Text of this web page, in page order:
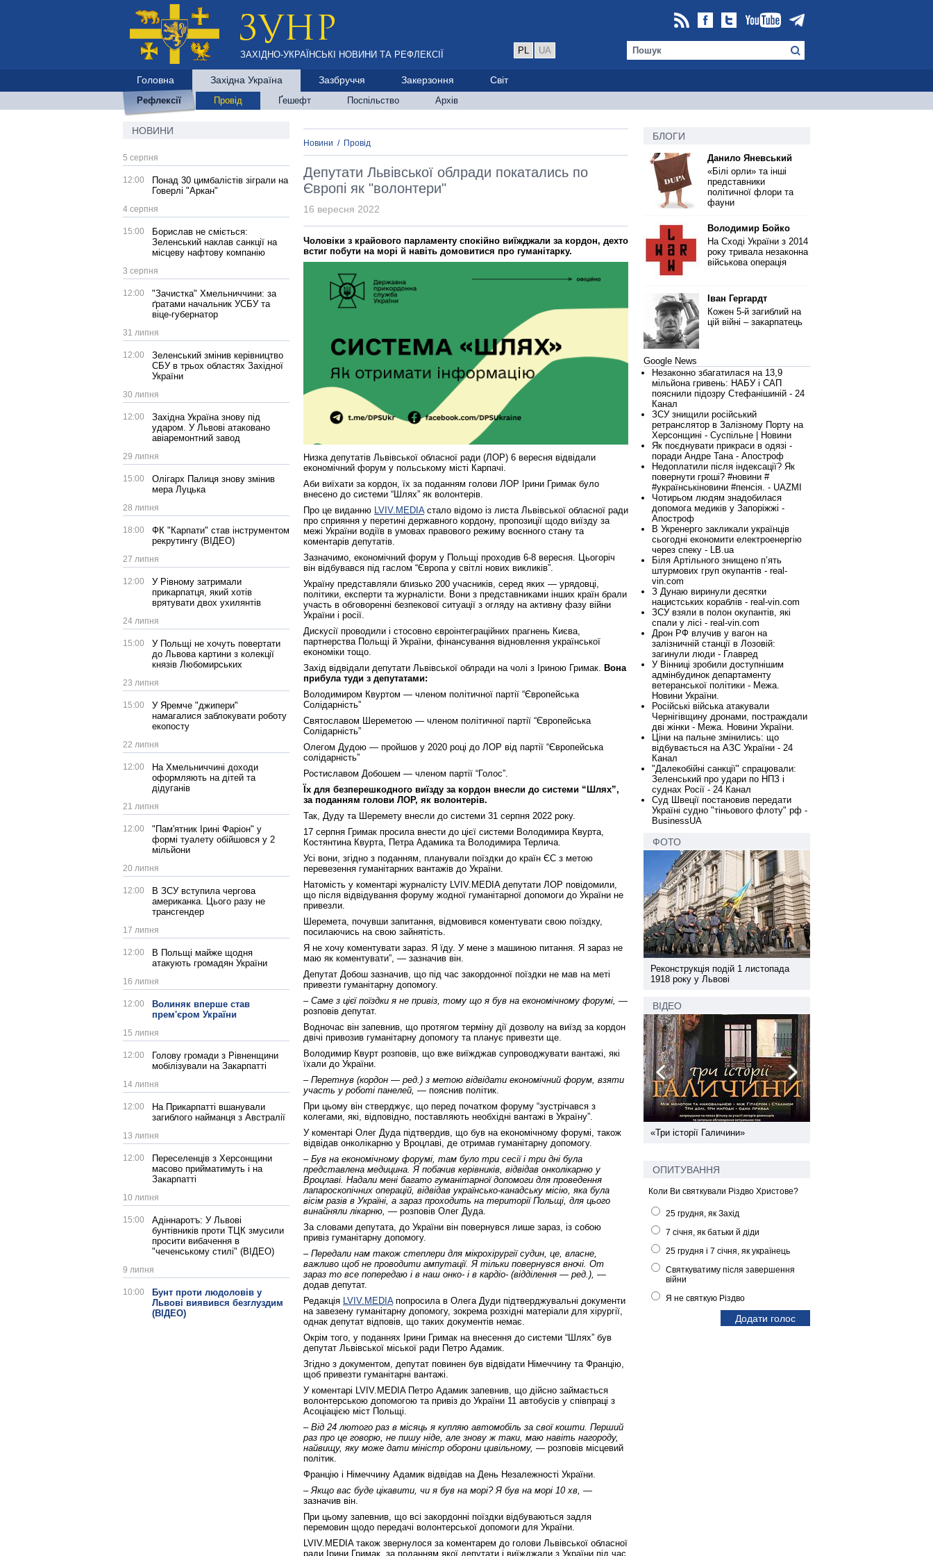
ЗАХІДНО-УКРАЇНСЬКІ НОВИНИ ТА РЕФЛЕКСІЇ PL UA
Головна Західна Україна Зазбруччя Закерзоння Світ
Рефлексії Провід Ґешефт Поспільство Архів
НОВИНИ
5 серпня
12:00
Понад 30 цимбалістів зіграли на
Говерлі "Аркан"
4 серпня
15:00
Борислав не сміється:
Зеленський наклав санкції на
місцеву нафтову компанію
3 серпня
12:00
"Зачистка" Хмельниччини: за
ґратами начальник УСБУ та
віце-губернатор
31 липня
12:00
Зеленський змінив керівництво
СБУ в трьох областях Західної
України
30 липня
12:00
Західна Україна знову під
ударом. У Львові атаковано
авіаремонтний завод
29 липня
15:00
Олігарх Палиця знову змінив
мера Луцька
28 липня
18:00
ФК "Карпати" став інструментом
рекрутингу (ВІДЕО)
27 липня
12:00
У Рівному затримали
прикарпатця, який хотів
врятувати двох ухилянтів
24 липня
15:00
У Польщі не хочуть повертати
до Львова картини з колекції
князів Любомирських
23 липня
15:00
У Яремче "джипери"
намагалися заблокувати роботу
екопосту
22 липня
12:00
На Хмельниччині доходи
оформляють на дітей та
дідуганів
21 липня
12:00
"Пам'ятник Ірині Фаріон" у
формі туалету обійшовся у 2
мільйони
20 липня
12:00
В ЗСУ вступила чергова
американка. Цього разу не
трансгендер
17 липня
12:00
В Польщі майже щодня
атакують громадян України
16 липня
12:00
Волиняк вперше став
прем'єром України
15 липня
12:00
Голову громади з Рівненщини
мобілізували на Закарпатті
14 липня
12:00
На Прикарпатті вшанували
загиблого найманця з Австралії
13 липня
12:00
Переселенців з Херсонщини
масово прийматимуть і на
Закарпатті
10 липня
15:00
Адіннаротъ: У Львові
бунтівників проти ТЦК змусили
просити вибачення в
"чеченському стилі" (ВІДЕО)
9 липня
10:00
Бунт проти людоловів у
Львові виявився безглуздим
(ВІДЕО)
Новини / Провід
Депутати Львівської облради покатались по
Європі як "волонтери"
16 вересня 2022
Чоловіки з крайового парламенту спокійно виїжджали за кордон, дехто
встиг побути на морі й навіть домовитися про гуманітарку.
Низка депутатів Львівської обласної ради (ЛОР) 6 вересня відвідали
економічний форум у польському місті Карпачі.
Аби виїхати за кордон, їх за поданням голови ЛОР Ірини Гримак було
внесено до системи “Шлях” як волонтерів.
Про це виданню LVIV.MEDIAстало відомо із листа Львівської обласної ради
про сприяння у перетині державного кордону, пропозиції щодо виїзду за
межі України водіїв в умовах правового режиму воєнного стану та
коментарів депутатів.
Зазначимо, економічний форум у Польщі проходив 6-8 вересня. Цьогоріч
він відбувався під гаслом “Європа у світлі нових викликів”.
Україну представляли близько 200 учасників, серед яких — урядовці,
політики, експерти та журналісти. Вони з представниками інших країн брали
участь в обговоренні безпекової ситуації з огляду на активну фазу війни
України і росії.
Дискусії проводили і стосовно євроінтеграційних прагнень Києва,
партнерства Польщі й України, фінансування відновлення української
економіки тощо.
Захід відвідали депутати Львівської облради на чолі з Іриною Гримак. Вона
прибула туди з депутатами:
Володимиром Квуртом — членом політичної партії “Європейська
Солідарність”
Святославом Шереметою — членом політичної партії “Європейська
Солідарність”
Олегом Дудою — пройшов у 2020 році до ЛОР від партії “Європейська
солідарність”
Ростиславом Добошем — членом партії “Голос”.
Їх для безперешкодного виїзду за кордон внесли до системи “Шлях”,
за поданням голови ЛОР, як волонтерів.
Так, Дуду та Шеремету внесли до системи 31 серпня 2022 року.
17 серпня Гримак просила внести до цієї системи Володимира Квурта,
Костянтина Квурта, Петра Адамика та Володимира Терлича.
Усі вони, згідно з поданням, планували поїздки до країн ЄС з метою
перевезення гуманітарних вантажів до України.
Натомість у коментарі журналісту LVIV.MEDIA депутати ЛОР повідомили,
що після відвідування форуму жодної гуманітарної допомоги до України не
привезли.
Шеремета, почувши запитання, відмовився коментувати свою поїздку,
посилаючись на свою зайнятість.
Я не хочу коментувати зараз. Я їду. У мене з машиною питання. Я зараз не
маю як коментувати”, — зазначив він.
Депутат Добош зазначив, що під час закордонної поїздки не мав на меті
привезти гуманітарну допомогу.
– Саме з цієї поїздки я не привіз, тому що я був на економічному форумі, —
розповів депутат.
Водночас він запевнив, що протягом терміну дії дозволу на виїзд за кордон
двічі привозив гуманітарну допомогу та планує привезти ще.
Володимир Квурт розповів, що вже виїжджав супроводжувати вантажі, які
їхали до України.
– Перетнув (кордон — ред.) з метою відвідати економічний форум, взяти
участь у роботі панелей, — пояснив політик.
При цьому він стверджує, що перед початком форуму “зустрічався з
колегами, які, відповідно, поставляють необхідні вантажі в Україну”.
У коментарі Олег Дуда підтвердив, що був на економічному форумі, також
відвідав онколікарню у Вроцлаві, де отримав гуманітарну допомогу.
– Був на економічному форумі, там було три сесії і три дні була
представлена медицина. Я побачив керівників, відвідав онколікарню у
Вроцлаві. Надали мені багато гуманітарної допомоги для проведення
лапароскопічних операцій, відвідав українсько-канадську місію, яка була
вісім разів в Україні, а зараз проходить на території Польщі, для цього
винайняли лікарню, — розповів Олег Дуда.
За словами депутата, до України він повернувся лише зараз, із собою
привіз гуманітарну допомогу.
– Передали нам також степлери для мікрохірургії судин, це, власне,
важливо щоб не проводити ампутації. Я тільки повернувся вночі. От
зараз то все попередаю і в наш онко- і в кардіо- (відділення — ред.), —
додав депутат.
Редакція LVIV.MEDIAпопросила в Олега Дуди підтверджувальні документи
на завезену гуманітарну допомогу, зокрема розхідні матеріали для хірургії,
однак депутат відповів, що таких документів немає.
Окрім того, у поданнях Ірини Гримак на внесення до системи “Шлях” був
депутат Львівської міської ради Петро Адамик.
Згідно з документом, депутат повинен був відвідати Німеччину та Францію,
щоб привезти гуманітарні вантажі.
У коментарі LVIV.MEDIA Петро Адамик запевнив, що дійсно займається
волонтерською допомогою та привіз до України 11 автобусів у співпраці з
Асоціацією міст Польщі.
– Від 24 лютого раз в місяць я купляю автомобіль за свої кошти. Перший
раз про це говорю, не пишу ніде, але знову ж таки, маю навіть нагороду,
найвищу, яку може дати міністр оборони цивільному, — розповів місцевий
політик.
Францію і Німеччину Адамик відвідав на День Незалежності України.
– Якщо вас буде цікавити, чи я був на морі? Я був на морі 10 хв, —
зазначив він.
При цьому запевнив, що всі закордонні поїздки відбуваються задля
перемовин щодо передачі волонтерської допомоги для України.
LVIV.MEDIA також звернулося за коментарем до голови Львівської обласної
ради Ірини Гримак, за поданням якої депутати і виїжджали з України під час
БЛОГИ
Данило Яневський
«Білі орли» та інші
представники
політичної флори та
фауни
Володимир Бойко
На Сході України з 2014
року тривала незаконна
військова операція
Іван Гергардт
Кожен 5-й загиблий на
цій війні – закарпатець
Google News
Незаконно збагатилася на 13,9
мільйона гривень: НАБУ і САП
пояснили підозру Стефанішиній - 24
Канал
ЗСУ знищили російський
ретранслятор в Залізному Порту на
Херсонщині - Суспільне | Новини
Як поєднувати прикраси в одязі -
поради Андре Тана - Апостроф
Недоплатили після індексації? Як
повернути гроші? #новини #
#українськіновини #пенсія. - UAZMI
Чотирьом людям знадобилася
допомога медиків у Запоріжжі -
Апостроф
В Укренерго закликали українців
сьогодні економити електроенергію
через спеку - LB.ua
Біля Артільного знищено п’ять
штурмових груп окупантів - real-
vin.com
З Дунаю виринули десятки
нацистських кораблів - real-vin.com
ЗСУ взяли в полон окупантів, які
спали у лісі - real-vin.com
Дрон РФ влучив у вагон на
залізничній станції в Лозовій:
загинули люди - Главред
У Вінниці зробили доступнішим
адмінбудинок департаменту
ветеранської політики - Межа.
Новини України.
Російські війська атакували
Чернігівщину дронами, постраждали
дві жінки - Межа. Новини України.
Ціни на пальне змінились: що
відбувається на АЗС України - 24
Канал
"Далекобійні санкції" спрацювали:
Зеленський про удари по НПЗ і
суднах Росії - 24 Канал
Суд Швеції постановив передати
Україні судно "тіньового флоту" рф -
BusinessUA
ФОТО
Реконструкція подій 1 листопада
1918 року у Львові
Реконструкція подій 1 листопада
1918 року у Львові
ВІДЕО
Спільний інформпростір Західної
України
«Три історії Галичини»
ОПИТУВАННЯ
Коли Ви святкували Різдво Христове?
25 грудня, як Захід
7 січня, як батьки й діди
25 грудня і 7 січня, як українець
Святкуватиму після завершення
війни
Я не святкую Різдво